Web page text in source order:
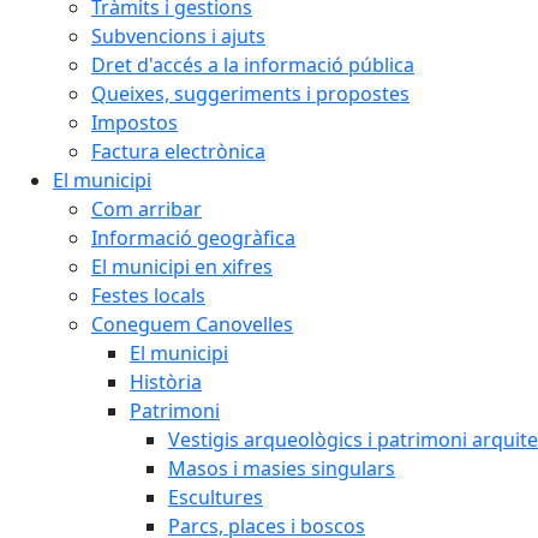
Tràmits i gestions
Subvencions i ajuts
Dret d'accés a la informació pública
Queixes, suggeriments i propostes
Impostos
Factura electrònica
El municipi
Com arribar
Informació geogràfica
El municipi en xifres
Festes locals
Coneguem Canovelles
El municipi
Història
Patrimoni
Vestigis arqueològics i patrimoni
Masos i masies singulars
Escultures
Parcs, places i boscos